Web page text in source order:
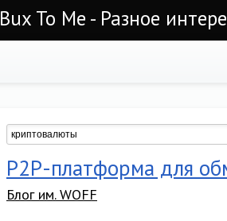
Bux To Me - Разное
P2P-платформа для
Блог им. WOFF